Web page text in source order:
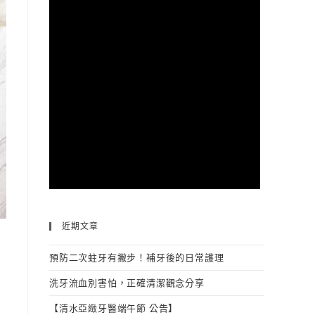
近期文章
預防二次蛀牙有撇步！補牙後的日常護理
洗牙流血別害怕，正確清潔觀念分享
【清水亞緻牙醫端午節 公告】